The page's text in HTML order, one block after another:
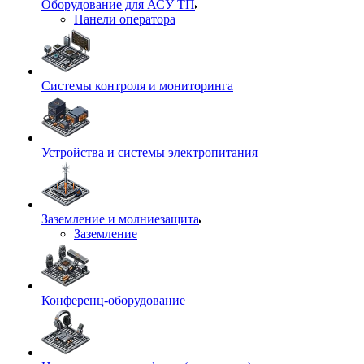
Оборудование для АСУ ТП
Панели оператора
Системы контроля и мониторинга
Устройства и системы электропитания
Заземление и молниезащита
Заземление
Конференц-оборудование